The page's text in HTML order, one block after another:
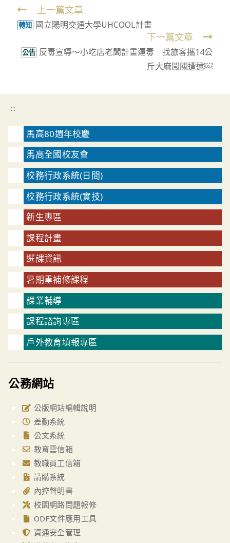
Read
more
上一篇文章
轉知 國立陽明交通大學UHCOOL計畫
下一篇文章
公告 反毒宣導～小吃店老闆計畫運毒 找旅客攜14公
斤大麻闖關遭逮￼
:::
馬高80週年校慶
馬高全國校友會
校務行政系統(日間)
校務行政系統(實技)
新生專區
課程計畫
選課資訊
暑期重補修課程
課業輔導
課程諮詢專區
戶外教育填報專區
公務網站
公版網站編輯說明
差勤系統
公文系統
教育雲信箱
教職員工信箱
請購系統
內控聲明書
校園網路問題報修
ODF文件應用工具
資通安全管理